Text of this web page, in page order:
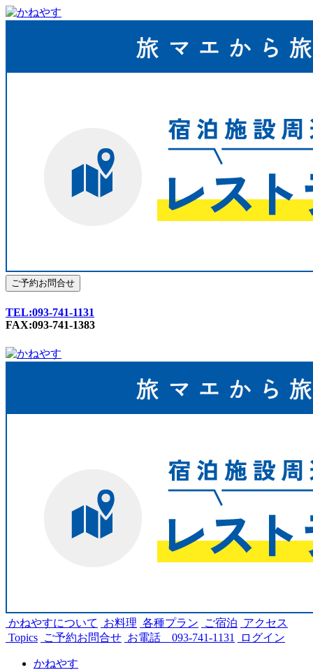
TEL:093-741-1131
FAX:093-741-1383
かねやすについて お料理 各種プラン ご宿泊 アクセス
Topics ご予約お問合せ お電話 093-741-1131 ログイン
かねやす